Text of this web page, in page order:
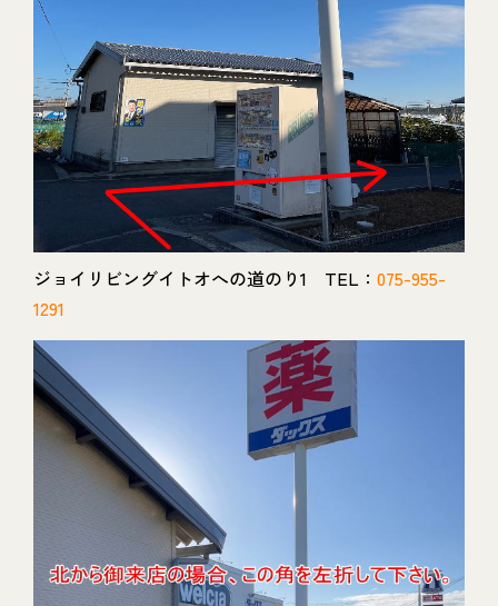
ジョイリビングイトオへの道のり1 TEL： 075-955-
1291